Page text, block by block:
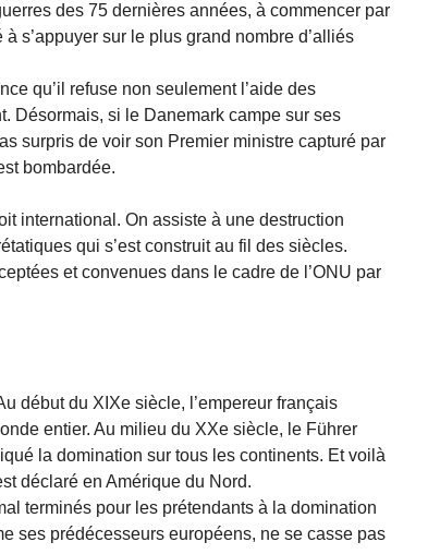
des 75 dernières années, à commencer par
s’appuyer sur le plus grand nombre d’alliés
qu’il refuse non seulement l’aide des
Désormais, si le Danemark campe sur ses
surpris de voir son Premier ministre capturé par
bombardée.
international. On assiste à une destruction
qui s’est construit au fil des siècles.
et convenues dans le cadre de l’ONU par
début du XIXe siècle, l’empereur français
entier. Au milieu du XXe siècle, le Führer
la domination sur tous les continents. Et voilà
déclaré en Amérique du Nord.
terminés pour les prétendants à la domination
ses prédécesseurs européens, ne se casse pas